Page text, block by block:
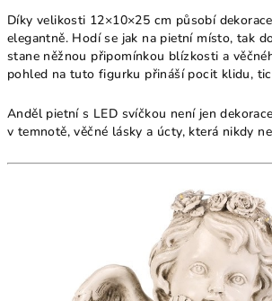
Díky velikosti 12×10×25 cm působí
elegantně. Hodí se jak na pietní místo, tak
stane něžnou připomínkou blízkosti a
pohled na tuto figurku přináší pocit klidu,
Anděl pietní s LED svíčkou není jen
v temnotě, věčné lásky a úcty, která nikdy